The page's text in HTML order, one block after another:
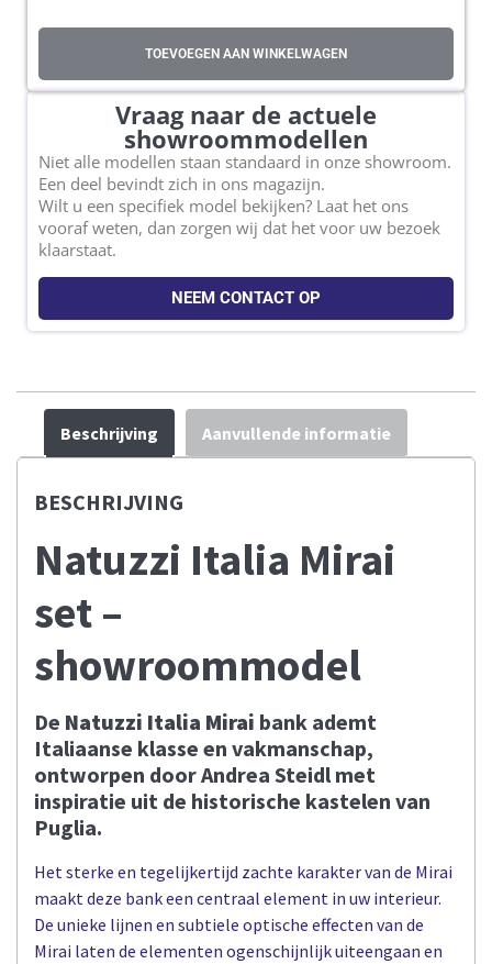
TOEVOEGEN AAN WINKELWAGEN
Vraag naar de actuele
showroommodellen
Niet alle modellen staan standaard in onze showroom.
Een deel bevindt zich in ons magazijn.
Wilt u een specifiek model bekijken? Laat het ons
vooraf weten, dan zorgen wij dat het voor uw bezoek
klaarstaat.
NEEM CONTACT OP
Beschrijving Aanvullende informatie
BESCHRIJVING
Natuzzi Italia Mirai
set –
showroommodel
De Natuzzi Italia Mirai bank ademt
Italiaanse klasse en vakmanschap,
ontworpen door Andrea Steidl met
inspiratie uit de historische kastelen van
Puglia.
Het sterke en tegelijkertijd zachte karakter van de Mirai
maakt deze bank een centraal element in uw interieur.
De unieke lijnen en subtiele optische effecten van de
Mirai laten de elementen ogenschijnlijk uiteengaan en